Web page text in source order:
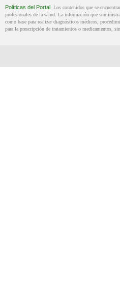
Políticas del Portal . Los contenidos que se
profesionales de la salud. La información que
como base para realizar diagnósticos médicos,
para la prescripción de tratamientos o medicamentos,